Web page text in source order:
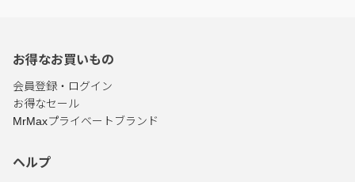
お得なお買いもの
会員登録・ログイン
お得なセール
MrMaxプライベートブランド
ヘルプ